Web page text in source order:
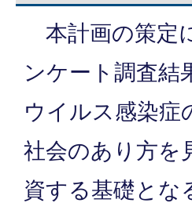
本計画の策定
ンケート調査結
ウイルス感染症
社会のあり方を
資する基礎とな